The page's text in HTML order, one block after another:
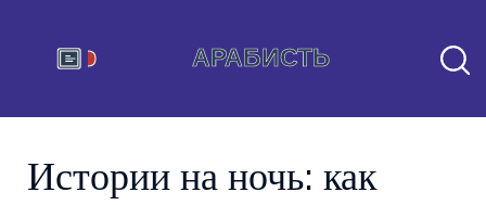
Истории на ночь: как